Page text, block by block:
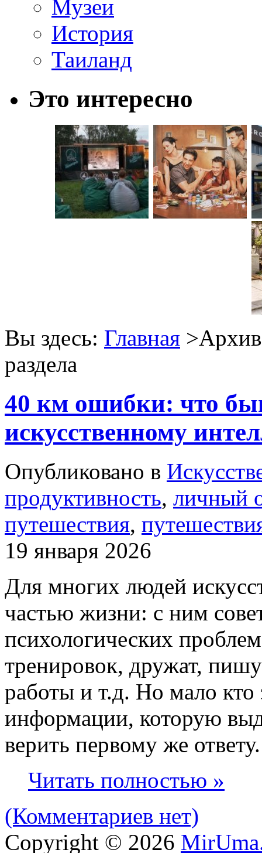
Музеи
История
Таиланд
Это интересно
Вы здесь: Главная >Архив
раздела
40 км ошибки: что
искусственному
Опубликовано в
продуктивность, личный
путешествия,
19 января 2026
Для многих людей
частью жизни: с ним
психологических
тренировок, дружат,
работы и т.д. Но мало кто
информации, которую
верить первому же ответу.
Читать полностью »
(Комментариев нет)
Copyright © 2026